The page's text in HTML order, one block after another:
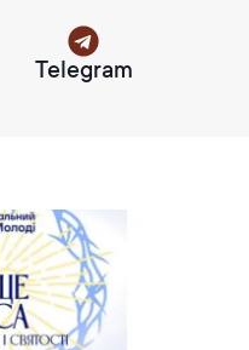
Telegram